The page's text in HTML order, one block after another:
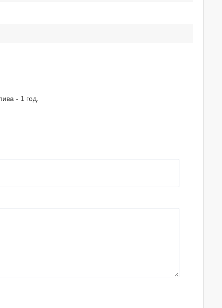
- 1 год.